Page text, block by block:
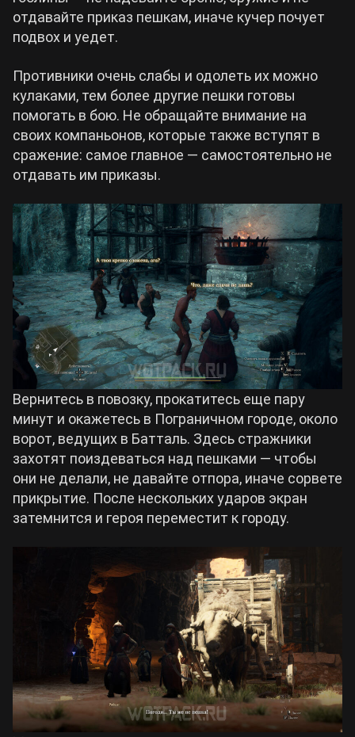
отдавайте приказ пешкам, иначе кучер почует
подвох и уедет.
Противники очень слабы и одолеть их можно
кулаками, тем более другие пешки готовы
помогать в бою. Не обращайте внимание на
своих компаньонов, которые также вступят в
сражение: самое главное — самостоятельно не
отдавать им приказы.
Вернитесь в повозку, прокатитесь еще пару
минут и окажетесь в Пограничном городе, около
ворот, ведущих в Батталь. Здесь стражники
захотят поиздеваться над пешками — чтобы
они не делали, не давайте отпора, иначе сорвете
прикрытие. После нескольких ударов экран
затемнится и героя переместит к городу.